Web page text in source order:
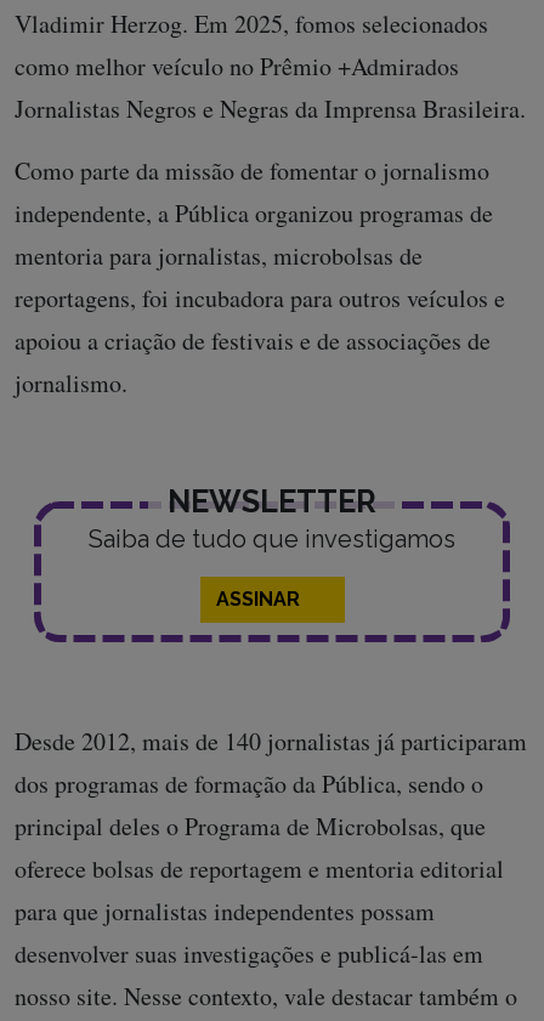
Vladimir Herzog. Em 2025, fomos selecionados
como melhor veículo no Prêmio +Admirados
Jornalistas Negros e Negras da Imprensa Brasileira.
Como parte da missão de fomentar o jornalismo
independente, a Pública organizou programas de
mentoria para jornalistas, microbolsas de
reportagens, foi incubadora para outros veículos e
apoiou a criação de festivais e de associações de
jornalismo.
NEWSLETTER
Saiba de tudo que investigamos
ASSINAR
Desde 2012, mais de 140 jornalistas já participaram
dos programas de formação da Pública, sendo o
principal deles o Programa de Microbolsas, que
oferece bolsas de reportagem e mentoria editorial
para que jornalistas independentes possam
desenvolver suas investigações e publicá-las em
nosso site. Nesse contexto, vale destacar também o